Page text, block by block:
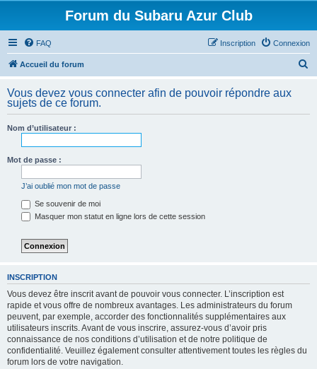
Forum du Subaru Azur Club
FAQ Connexion
Inscription
Accueil du forum
h
Vous devez vous connecter afin de pouvoir répondre aux
sujets de ce forum.
Nom d’utilisateur :
Mot de passe :
J’ai oublié mon mot de passe
Se souvenir de moi
Masquer mon statut en ligne lors de cette session
INSCRIPTION
Vous devez être inscrit avant de pouvoir vous connecter. L’inscription est
rapide et vous offre de nombreux avantages. Les administrateurs du forum
peuvent, par exemple, accorder des fonctionnalités supplémentaires aux
utilisateurs inscrits. Avant de vous inscrire, assurez-vous d’avoir pris
connaissance de nos conditions d’utilisation et de notre politique de
confidentialité. Veuillez également consulter attentivement toutes les règles du
forum lors de votre navigation.